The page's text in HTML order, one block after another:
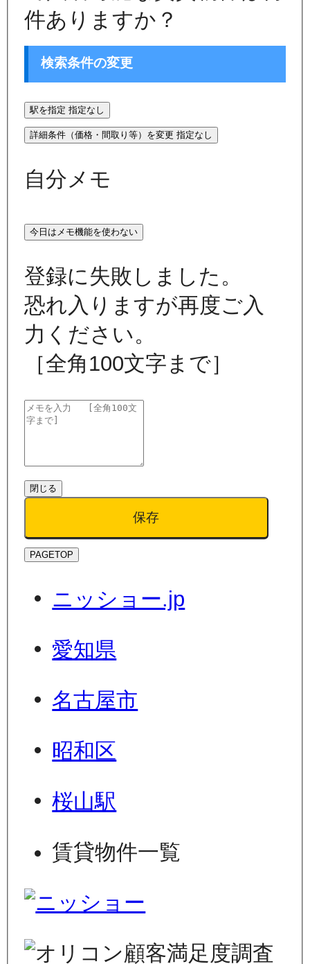
件ありますか？
検索条件の変更
駅を指定 指定なし
詳細条件（価格・間取り等）を変更 指定なし
自分メモ
今日はメモ機能を使わない
登録に失敗しました。
恐れ入りますが再度ご入
力ください。
［全角100文字まで］
閉じる
保存
PAGETOP
ニッショー.jp
愛知県
名古屋市
昭和区
桜山駅
賃貸物件一覧